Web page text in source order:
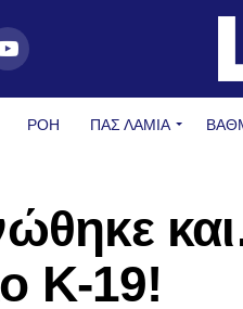
ΡΟΗ ΠΑΣ ΛΑΜΊΑ
Κ-19!